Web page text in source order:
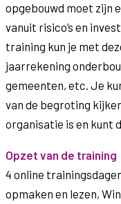
opgebouwd moet zijn
vanuit risico’s en
training kun je met
jaarrekening
gemeenten, etc. Je
van de begroting
organisatie is en kunt
Opzet van de training
4 online
opmaken en lezen,